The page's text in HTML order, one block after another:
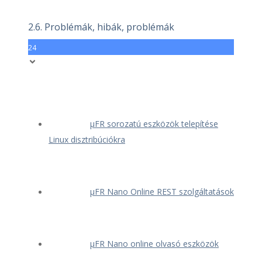
2.6. Problémák, hibák, problémák
24
μFR sorozatú eszközök telepítése
Linux disztribúciókra
μFR Nano Online REST szolgáltatások
μFR Nano online olvasó eszközök